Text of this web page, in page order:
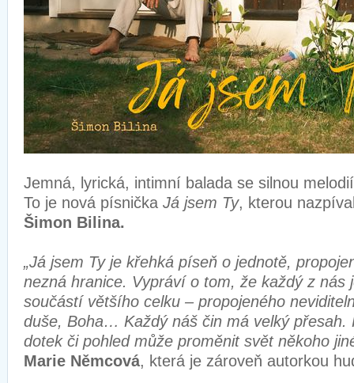
Jemná, lyrická, intimní balada se silnou
To je nová písnička Já jsem Ty, kterou
Šimon Bilina.
„Já jsem Ty je křehká píseň o jednotě,
nezná hranice. Vypráví o tom, že každý z nás
součástí většího celku – propojeného
duše, Boha… Každý náš čin má velký přesah.
dotek či pohled může proměnit svět někoho
Marie Němcová, která je zároveň autorkou